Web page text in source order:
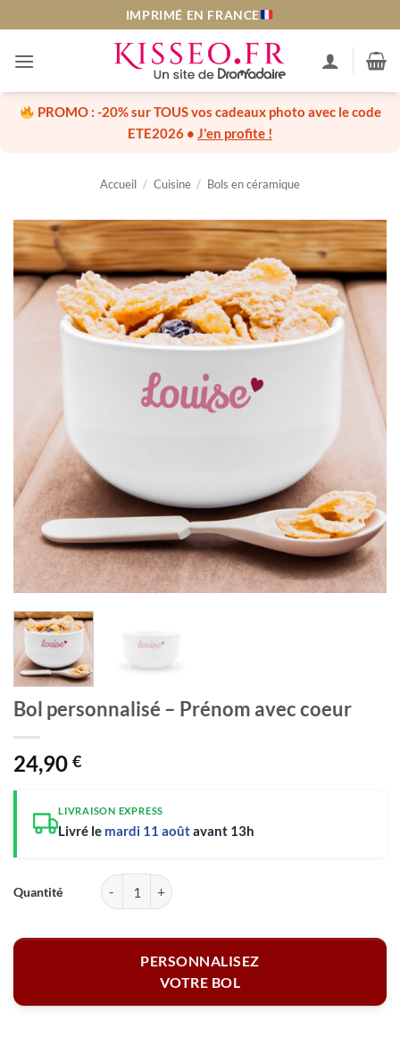
au
contenu
IMPRIMÉ EN FRANCE
PROMO : -20% sur TOUS vos cadeaux photo avec le code
ETE2026 • J'en profite !
Accueil / Cuisine / Bols en céramique
Bol personnalisé – Prénom avec coeur
24,90 €
LIVRAISON EXPRESS
Livré le mardi 11 aoûtavant 13h
quantité de Bol personnalisé - Prénom avec coeur
PERSONNALISEZ
VOTRE BOL